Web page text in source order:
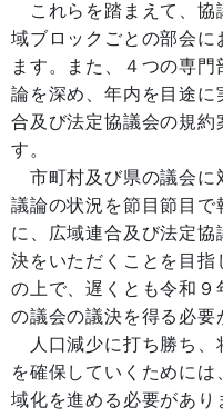
これらを踏まえて、協
域ブロックごとの部会に
ます。また、４つの専
論を深め、年内を目途に
合及び法定協議会の規約
す。
市町村及び県の議会に
議論の状況を節目節目で
に、広域連合及び法定
決をいただくことを目指
の上で、遅くとも令和
の議会の議決を得る必要
人口減少に打ち勝ち、
を確保していくために
域化を進める必要があり